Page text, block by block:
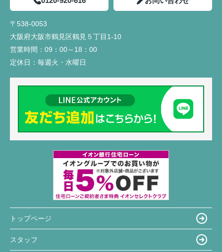
〒538-0053
大阪府大阪市鶴見区鶴見５丁目1-10
営業時間： 09：00～18：00
定休日： 毎週火・水曜日
トップページ
スタッフ